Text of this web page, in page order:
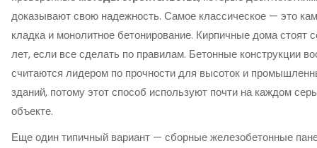
доказывают свою надежность. Самое классическое — это
кладка и монолитное бетонирование. Кирпичные дома стоят
лет, если все сделать по правилам. Бетонные конструкции
считаются лидером по прочности для высоток и
зданий, потому этот способ используют почти на каждом
объекте.
Еще один типичный вариант — сборные железобетонные